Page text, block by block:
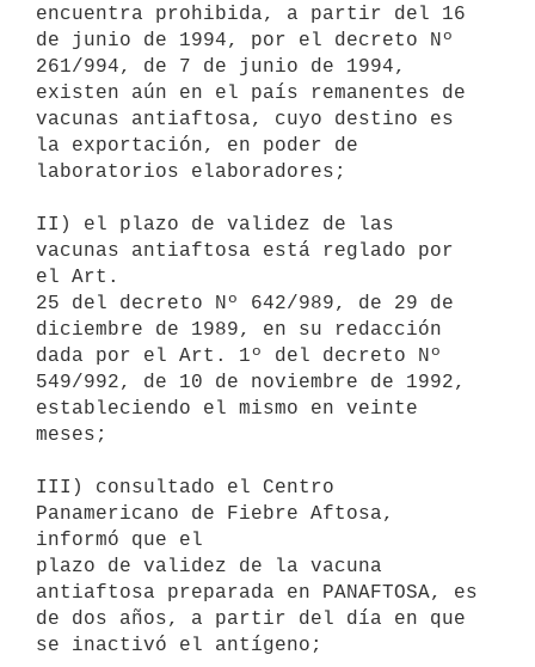
encuentra prohibida, a partir del 16
de junio de 1994, por el decreto Nº
261/994, de 7 de junio de 1994,
existen aún en el país remanentes de
vacunas antiaftosa, cuyo destino es
la exportación, en poder de
laboratorios elaboradores;
II) el plazo de validez de las
vacunas antiaftosa está reglado por
el Art.
25 del decreto Nº 642/989, de 29 de
diciembre de 1989, en su redacción
dada por el Art. 1º del decreto Nº
549/992, de 10 de noviembre de 1992,
estableciendo el mismo en veinte
meses;
III) consultado el Centro
Panamericano de Fiebre Aftosa,
informó que el
plazo de validez de la vacuna
antiaftosa preparada en PANAFTOSA, es
de dos años, a partir del día en que
se inactivó el antígeno;